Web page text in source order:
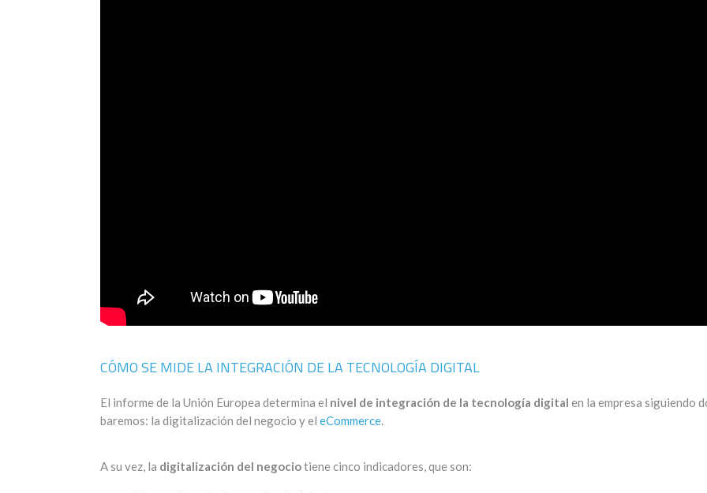
CÓMO SE MIDE LA INTEGRACIÓN DE LA TECNOLOGÍA DIGITAL
El informe de la Unión Europea determina el nivel de integración de la tecnología digital en la empresa siguiendo
baremos: la digitalización del negocio y el eCommerce.
A su vez, la digitalización del negociotiene cinco indicadores, que son: